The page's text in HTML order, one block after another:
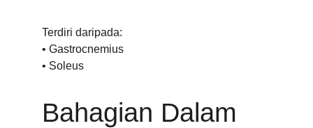
Terdiri daripada:
• Gastrocnemius
• Soleus
Bahagian Dalam